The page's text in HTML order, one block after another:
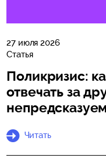
27 июля 2026
Статья
Поликризис:
отвечать за
Читать